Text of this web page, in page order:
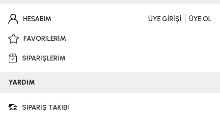
HESABIM ÜYE GİRİŞİ ÜYE OL
FAVORİLERİM
SİPARİŞLERİM
YARDIM
SİPARİŞ TAKİBİ